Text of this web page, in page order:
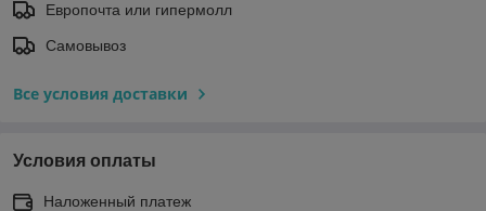
Европочта или гипермолл
Самовывоз
Все условия доставки
Условия оплаты
Наложенный платеж